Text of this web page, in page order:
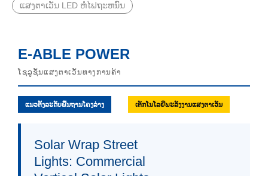
ແສງຕາເວັນ LED ຫໍ່ໄຟຖະຫນົນ
E-ABLE POWER
ໂຊລູຊັນແສງຕາເວັນທາງການຄ້າ
ແນວຕັ້ງລະດັບພື້ນຖານໂຄງລ່າງ ເຕັກໂນໂລຍີພະລັງງານແສງຕາເວັນ
Solar Wrap Street
Lights: Commercial